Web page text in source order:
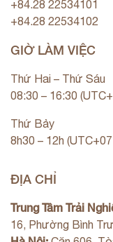
+84.28 22534101
+84.28 22534102
GIỜ LÀM VIỆC
Thứ Hai – Thứ Sáu
08:30 – 16:30
Thứ Bảy
8h30 – 12h
ĐỊA CHỈ
Trung Tâm Trải
16, Phường Bình